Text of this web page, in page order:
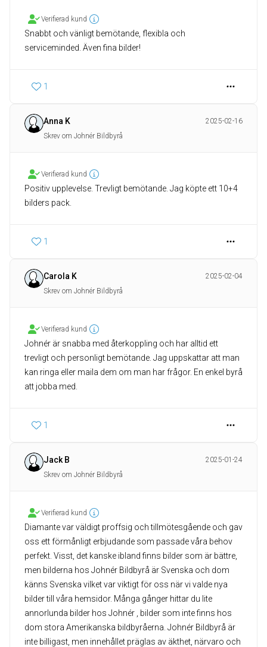
Verifierad kund
Snabbt och vänligt bemötande, flexibla och
serviceminded. Även fina bilder!
1
Anna K
2025-02-16
Skrev om Johnér Bildbyrå
Verifierad kund
Positiv upplevelse. Trevligt bemötande. Jag köpte ett 10+4
bilders pack.
1
Carola K
2025-02-04
Skrev om Johnér Bildbyrå
Verifierad kund
Johnér är snabba med återkoppling och har alltid ett
trevligt och personligt bemötande. Jag uppskattar att man
kan ringa eller maila dem om man har frågor. En enkel byrå
att jobba med.
1
Jack B
2025-01-24
Skrev om Johnér Bildbyrå
Verifierad kund
Diamante var väldigt proffsig och tillmötesgående och gav
oss ett förmånligt erbjudande som passade våra behov
perfekt. Visst, det kanske ibland finns bilder som är bättre,
men bilderna hos Johnér Bildbyrå är Svenska och dom
känns Svenska vilket var viktigt för oss när vi valde nya
bilder till våra hemsidor. Många gånger hittar du lite
annorlunda bilder hos Johnér , bilder som inte finns hos
dom stora Amerikanska bildbyråerna. Johnér Bildbyrå är
inte billigast, men innehållet präglas av äkthet, närvaro och